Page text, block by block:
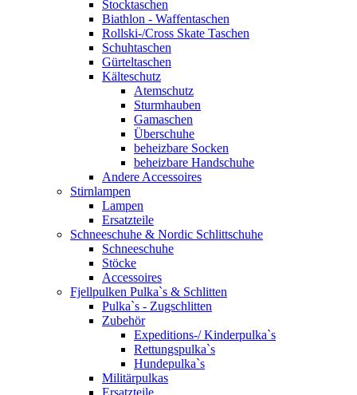
Stocktaschen
Biathlon - Waffentaschen
Rollski-/Cross Skate Taschen
Schuhtaschen
Gürteltaschen
Kälteschutz
Atemschutz
Sturmhauben
Gamaschen
Überschuhe
beheizbare Socken
beheizbare Handschuhe
Andere Accessoires
Stirnlampen
Lampen
Ersatzteile
Schneeschuhe & Nordic Schlittschuhe
Schneeschuhe
Stöcke
Accessoires
Fjellpulken Pulka`s & Schlitten
Pulka`s - Zugschlitten
Zubehör
Expeditions-/ Kinderpulka`s
Rettungspulka`s
Hundepulka`s
Militärpulkas
Ersatzteile